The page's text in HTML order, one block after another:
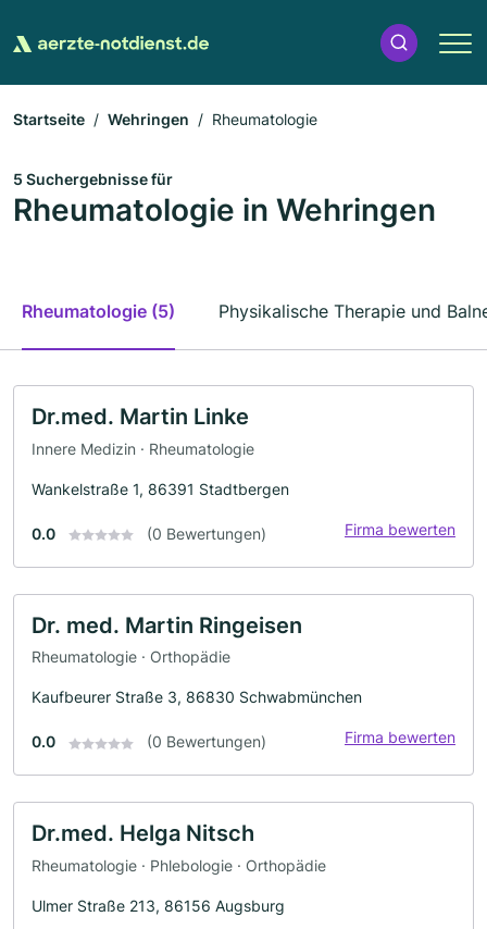
Startseite Wehringen Rheumatologie
5 Suchergebnisse für
Rheumatologie in Wehringen
Rheumatologie (5) Physikalische Therapie und
Dr.med. Martin Linke
Innere Medizin · Rheumatologie
Wankelstraße 1, 86391 Stadtbergen
0.0 (0 Bewertungen) Firma bewerten
Dr. med. Martin Ringeisen
Rheumatologie · Orthopädie
Kaufbeurer Straße 3, 86830 Schwabmünchen
0.0 (0 Bewertungen) Firma bewerten
Dr.med. Helga Nitsch
Rheumatologie · Phlebologie · Orthopädie
Ulmer Straße 213, 86156 Augsburg